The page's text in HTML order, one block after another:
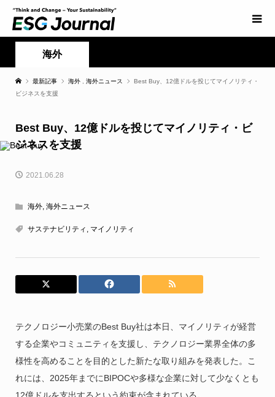
海外
最新記事 海外 海外ニュース
Best Buy、12億ドルを投じてマイノリティ・
ビジネスを支援
Best Buy、12億ドルを投じてマイノリティ・ビ
ジネスを支援
2021.06.28
海外, 海外ニュース
サステナビリティ , マイノリティ
テクノロジー小売業のBest Buy社は本日、マイノリティが経営
する企業やコミュニティを支援し、テクノロジー業界全体の多
様性を高めることを目的とした新たな取り組みを発表した。こ
れには、2025年までにBIPOCや多様な企業に対して少なくとも